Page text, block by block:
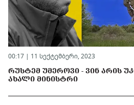
00:17 | 11 სექტემბერი, 2023
ᲠᲣᲡᲢᲔᲛ ᲣᲛᲔᲠᲝᲕᲘ - ᲕᲘᲜ ᲐᲠᲘᲡ
ᲐᲮᲐᲚᲘ ᲛᲘᲜᲘᲡᲢᲠᲘ